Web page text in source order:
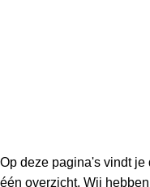
Op deze pagina's vindt
één overzicht. Wij